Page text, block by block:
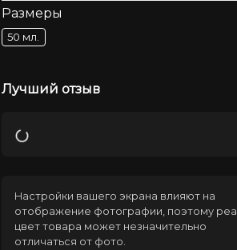
Размеры
50 мл.
Лучший отзыв
Загрузка
Настройки вашего экрана влияют на
отображение фотографии, поэтому
цвет товара может незначительно
отличаться от фото.